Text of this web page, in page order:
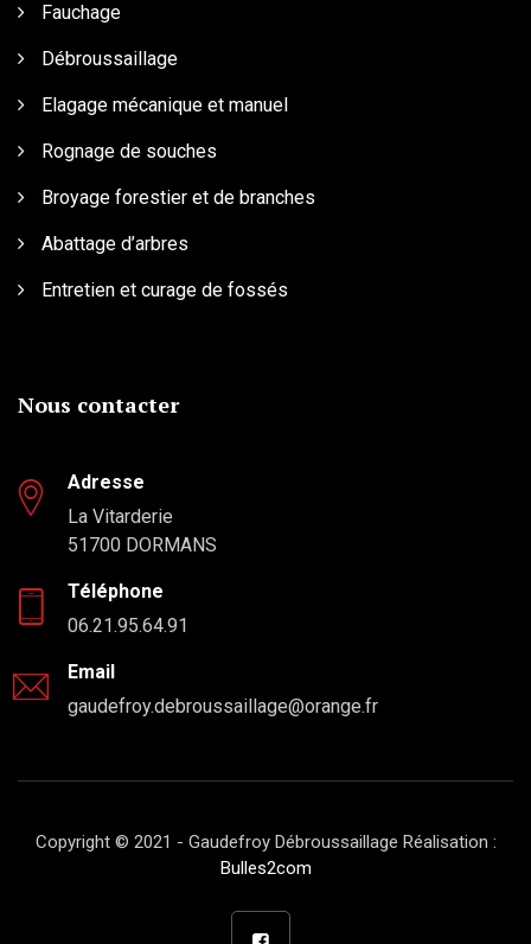
Fauchage
Débroussaillage
Elagage mécanique et manuel
Rognage de souches
Broyage forestier et de branches
Abattage d’arbres
Entretien et curage de fossés
Nous contacter
Adresse
La Vitarderie
51700 DORMANS
Téléphone
06.21.95.64.91
Email
gaudefroy.debroussaillage@orange.fr
Copyright © 2021 - Gaudefroy Débroussaillage Réalisation :
Bulles2com